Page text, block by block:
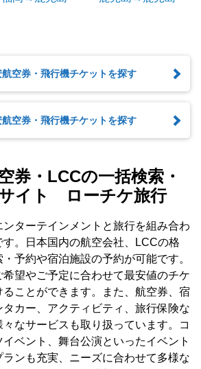
空券・飛行機チケットを探す
空券・飛行機チケットを探す
券・LCCの一括検索・
サイト ローチケ旅行
ンターテインメントと旅行を組み合わ
。日本国内の航空会社、LCCの格
予約や宿泊施設の予約が可能です。
望やご予定に合わせて最安値のチケ
ことができます。また、航空券、宿
カー、アクティビティ、旅行保険な
なサービスも取り扱っています。コ
ベント、舞台公演といったイベント
ンも充実、ニーズに合わせて多様な